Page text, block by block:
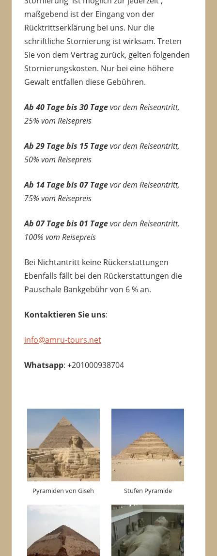
maßgebend ist der Eingang von der
Rücktrittserklärung bei uns. Nur die
schriftliche Stornierung ist wirksam. Treten
Sie von dem Vertrag zurück, gelten folgenden
Stornierungskosten. Nur bei eine höhere
Gewalt entfallen diese Gebühren.
Ab 40 Tage bis 30 Tagevor dem Reiseantritt,
25% vom Reisepreis
Ab 29 Tage bis 15 Tagevor dem Reiseantritt,
50% vom Reisepreis
Ab 14 Tage bis 07 Tagevor dem Reiseantritt,
75% vom Reisepreis
Ab 07 Tage bis 01 Tagevor dem Reiseantritt,
100% vom Reisepreis
Bei Nichtantritt keine Rückerstattungen
Ebenfalls fällt bei den Rückerstattungen die
Pauschale Bankgebühr von 6 % an.
Kontaktieren Sie uns:
info@amru-tours.net
Whatsapp: +201000938704
Pyramiden von Giseh Stufen Pyramide